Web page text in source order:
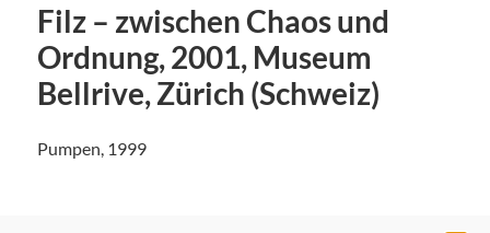
Filz – zwischen Chaos und
Ordnung, 2001, Museum
Bellrive, Zürich (Schweiz)
Pumpen, 1999